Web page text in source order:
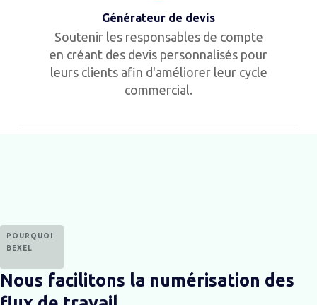
Générateur de devis
Soutenir les responsables de compte
en créant des devis personnalisés pour
leurs clients afin d'améliorer leur cycle
commercial.
POURQUOI
BEXEL
Nous facilitons la numérisation des